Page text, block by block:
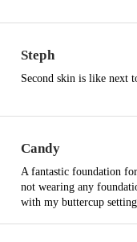
Steph
Second skin is like next
Candy
A fantastic foundation
not wearing any
with my buttercup